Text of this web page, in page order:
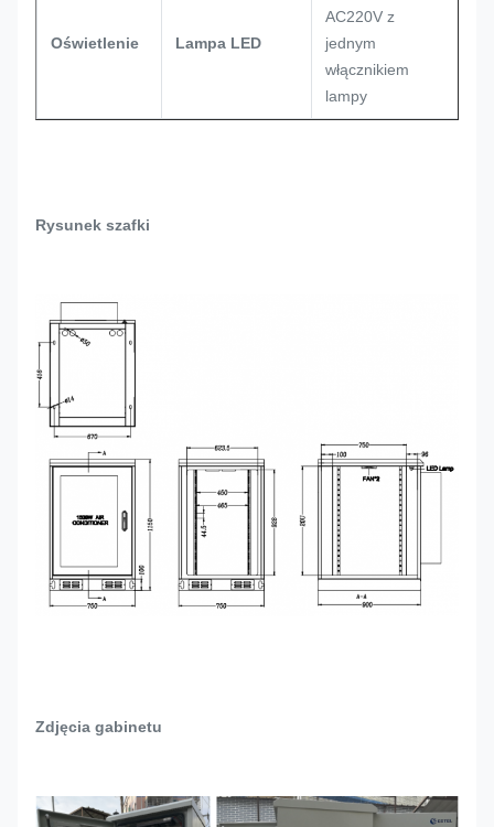
Oświetlenie Lampa LED
AC220V z
jednym
włącznikiem
lampy
Rysunek szafki
Zdjęcia gabinetu